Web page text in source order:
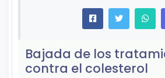
Bajada de los
contra el colesterol